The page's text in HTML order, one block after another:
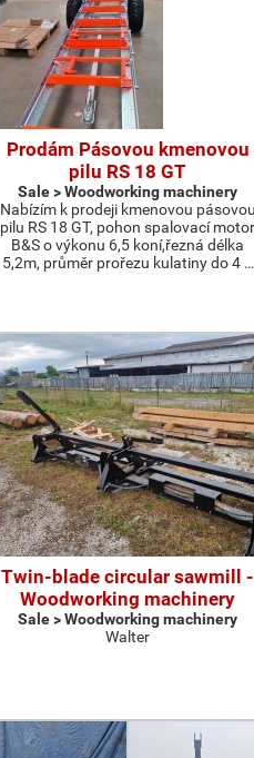
Prodám Pásovou kmenovou
pilu RS 18 GT
Sale > Woodworking machinery
Nabízím k prodeji kmenovou pásovou
pilu RS 18 GT, pohon spalovací motor
B&S o výkonu 6,5 koní,řezná délka
5,2m, průměr prořezu kulatiny do 4 …
Twin-blade circular sawmill -
Woodworking machinery
Sale > Woodworking machinery
Walter